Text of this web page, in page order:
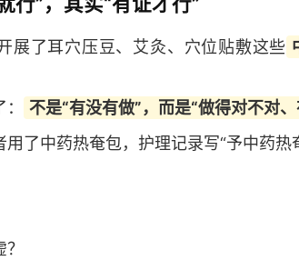
展了耳穴压豆、艾灸、穴位贴敷这些
不是“有没有做”，而是“做得对不对
了中药热奄包，护理记录写“予中药热